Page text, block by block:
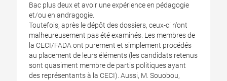
Bac plus deux et avoir une expérience en pédagogie
et/ou en andragogie.
Toutefois, après le dépôt des dossiers, ceux-ci n'ont
malheureusement pas été examinés. Les membres de
la CECI/FADA ont purement et simplement procédés
au placement de leurs éléments (les candidats retenus
sont quasiment membre de partis politiques ayant
des représentants à la CECI). Aussi, M. Souobou,